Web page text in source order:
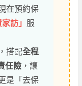
在預約保
家訪」 服
搭配全程
任險，讓
是「去保